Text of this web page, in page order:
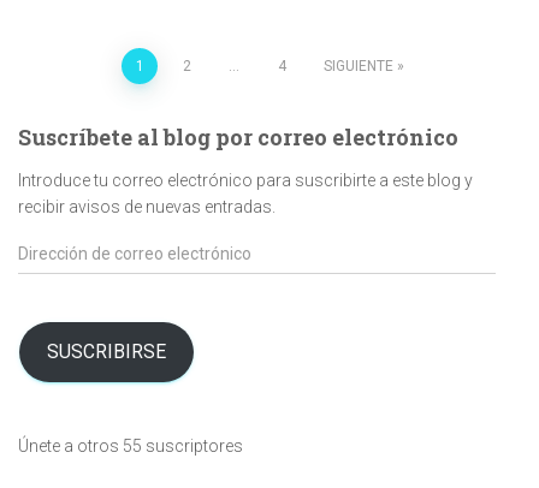
Paginación
de
entradas
1 2 … 4 SIGUIENTE
Suscríbete al blog por correo electrónico
Introduce tu correo electrónico para suscribirte a este blog y
recibir avisos de nuevas entradas.
Dirección
de
electrónico
SUSCRIBIRSE
Únete a otros 55 suscriptores